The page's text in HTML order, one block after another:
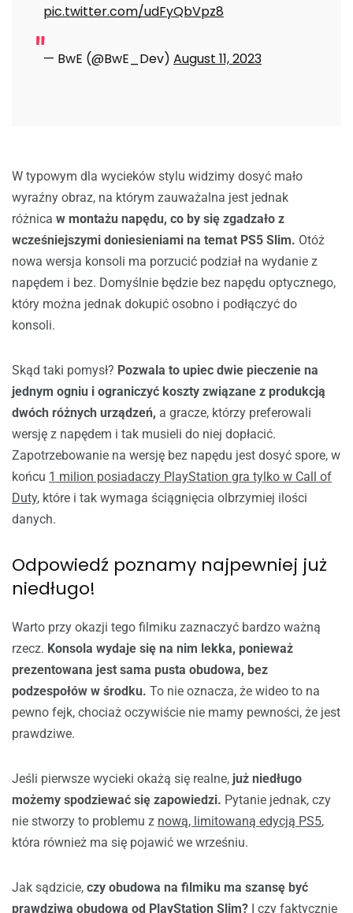
pic.twitter.com/udFyQbVpz8
— BwE (@BwE_Dev) August 11, 2023
W typowym dla wycieków stylu widzimy dosyć mało
wyraźny obraz, na którym zauważalna jest jednak
różnica w montażu napędu, co by się zgadzało z
wcześniejszymi doniesieniami na temat PS5 Slim. Otóż
nowa wersja konsoli ma porzucić podział na wydanie z
napędem i bez. Domyślnie będzie bez napędu optycznego,
który można jednak dokupić osobno i podłączyć do
konsoli.
Skąd taki pomysł? Pozwala to upiec dwie pieczenie na
jednym ogniu i ograniczyć koszty związane z produkcją
dwóch różnych urządzeń, a gracze, którzy preferowali
wersję z napędem i tak musieli do niej dopłacić.
Zapotrzebowanie na wersję bez napędu jest dosyć spore, w
końcu 1 milion posiadaczy PlayStation gra tylko w Call of
Duty, które i tak wymaga ściągnięcia olbrzymiej ilości
danych.
Odpowiedź poznamy najpewniej już
niedługo!
Warto przy okazji tego filmiku zaznaczyć bardzo ważną
rzecz. Konsola wydaje się na nim lekka, ponieważ
prezentowana jest sama pusta obudowa, bez
podzespołów w środku. To nie oznacza, że wideo to na
pewno fejk, chociaż oczywiście nie mamy pewności, że jest
prawdziwe.
Jeśli pierwsze wycieki okażą się realne, już niedługo
możemy spodziewać się zapowiedzi. Pytanie jednak, czy
nie stworzy to problemu z nową, limitowaną edycją PS5,
która również ma się pojawić we wrześniu.
Jak sądzicie, czy obudowa na filmiku ma szansę być
prawdziwą obudową od PlayStation Slim? I czy faktycznie